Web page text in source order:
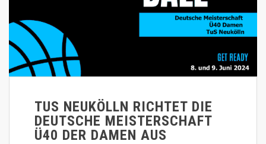
TUS NEUKÖLLN RICHTET DIE
DEUTSCHE MEISTERSCHAFT
Ü40 DER DAMEN AUS